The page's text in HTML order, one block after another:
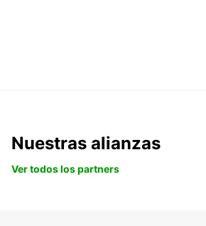
Nuestras alianzas
Ver todos los partners